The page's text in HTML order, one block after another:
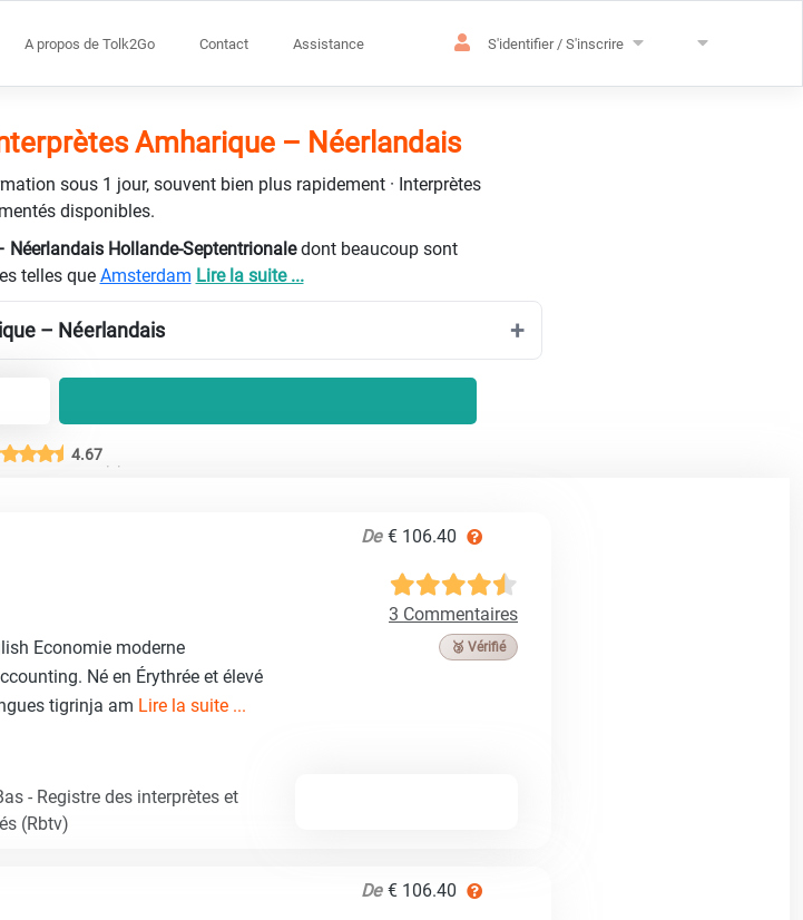
A propos de Tolk2Go Contact Assistance S'identifier / S'inscrire
Amharique – Néerlandais
sous 1 jour, souvent bien plus rapidement · Interprètes
disponibles.
Néerlandais Hollande-Septentrionaledont beaucoup sont
telles que Amsterdam Lire la suite ...
– Néerlandais
4.67
De € 106.40
3 Commentaires
🥉 Vérifié
Economie moderne
Né en Érythrée et élevé
tigrinja am Lire la suite ...
- Registre des interprètes et
(Rbtv)
De € 106.40